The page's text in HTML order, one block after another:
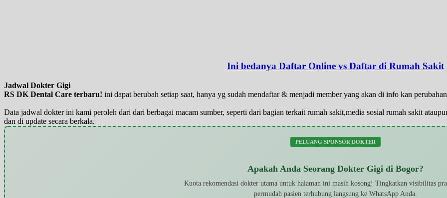
Ini bedanya Daftar Online vs Daftar di Rumah Sakit
Jadwal Dokter Gigi
RS DK Dental Care terbaru! ini dapat berubah setiap saat, hanya yg sudah mendaftar & menjadi member yang akan di info kan
Data jadwal dokter ini kami peroleh dari dari berbagai macam sumber, seperti dari bagian terkait rumah sakit,media sosial rumah sakit
dan di update secara berkala.
PELUANG SPONSOR DOKTER
Apakah Anda Seorang Dokter Gigi di Bogor?
Kuota rekomendasi dokter utama untuk halaman ini masih kosong! Tingkatkan visibilitas
permudah pasien terhubung langsung ke WhatsApp Anda.